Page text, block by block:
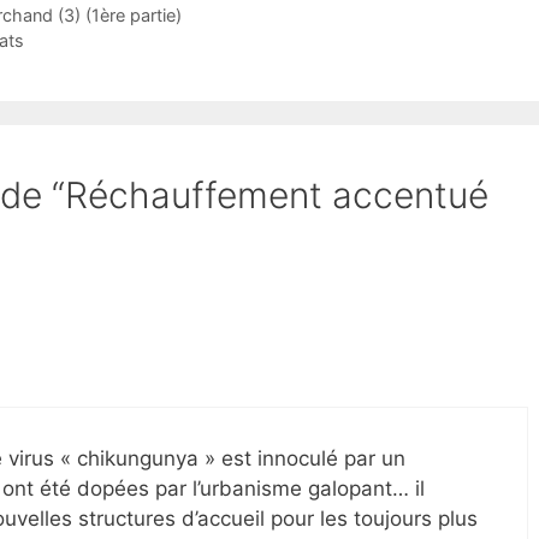
(3) (1ère partie)
“Réchauffement accentué
« chikungunya » est innoculé par un
été dopées par l’urbanisme galopant… il
structures d’accueil pour les toujours plus